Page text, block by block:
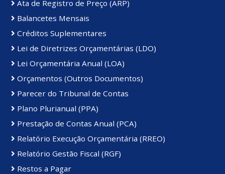
Ata de Registro de Preço (ARP)
Balancetes Mensais
Créditos Suplementares
Lei de Diretrizes Orçamentárias (LDO)
Lei Orçamentária Anual (LOA)
Orçamentos (Outros Documentos)
Parecer do Tribunal de Contas
Plano Plurianual (PPA)
Prestação de Contas Anual (PCA)
Relatório Execução Orçamentária (RREO)
Relatório Gestão Fiscal (RGF)
Restos a Pagar